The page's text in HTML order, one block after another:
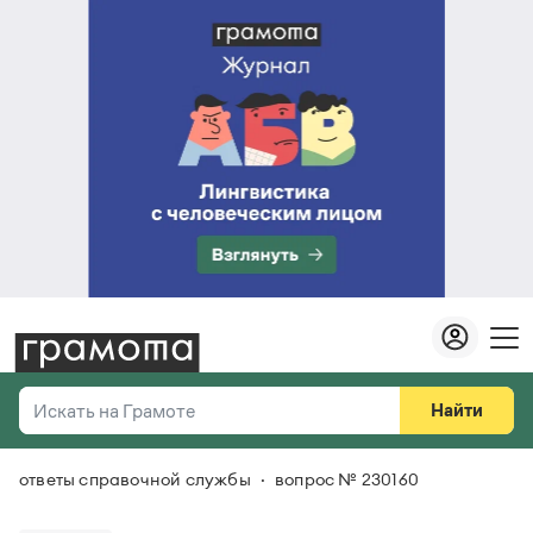
Искать на Грамоте
Справочная служба
Найти
Везде
ответы справочной службы вопрос № 230160